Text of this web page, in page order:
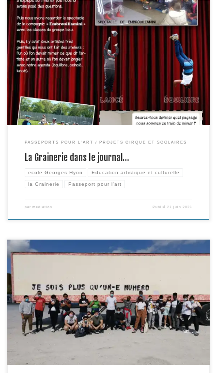
… de l’école Georges Hyon! Bravo aux apprentis journalistes et à leur
implication dans le parcours! Depuis, les élèves sont venus visiter la
Grainerie, y ont découvert les espaces d’entrainement et de création, et
rencontré un artiste de la compagnie catalane Haa Collective, en résidence,
en pleine recherche autour d’un […]
PASSEPORTS POUR L'ART PROJETS CIRQUE ET SCOLAIRES
La Grainerie dans le journal…
ecole Georges Hyon Education artistique et culturelle
la Grainerie Passeport pour l'art
par mediation Publié 21 juin 2021
Le 2 juin dernier, les adolescents des Mercredis Culturels terminaient leur
parcours à la Grainerie par une initiation au trapèze Grand Volant.
L’occasion de revenir sur les différentes étapes circassiennes du projet…
sachant que l’aventure se poursuit encore jusqu’au 23 juin, avec d’autres
rendez-vous proposés par les partenaires du projet (BBB […]